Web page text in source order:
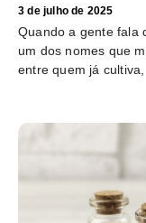
3 de julho de 2025
Quando a gente fala
um dos nomes que
entre quem já cultiva,